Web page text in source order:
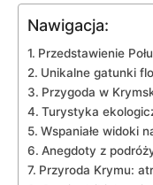
Nawigacja:
Przedstawienie
Unikalne gatunki
Przygoda w
Turystyka
Wspaniałe widoki
Anegdoty z
Przyroda Krymu: